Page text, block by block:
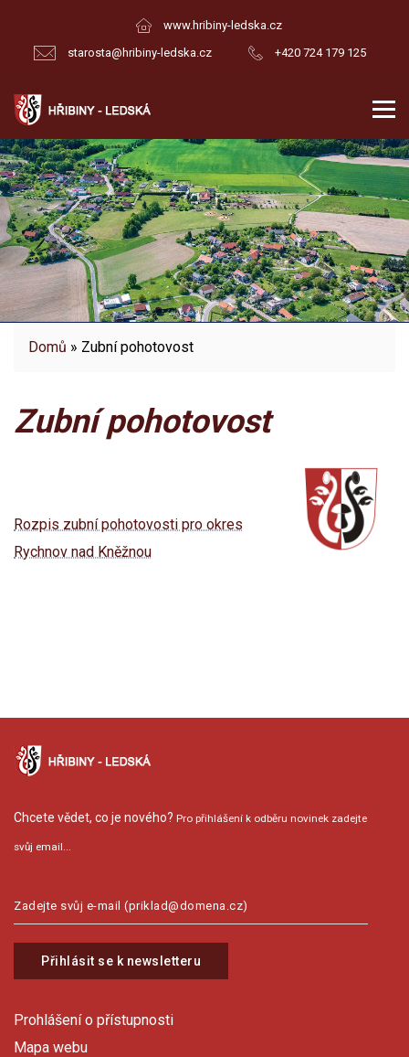
www.hribiny-ledska.cz
starosta@hribiny-ledska.cz
+420 724 179 125
Domů » Zubní pohotovost
Zubní pohotovost
Rozpis zubní pohotovosti pro okres
Rychnov nad Kněžnou
Chcete vědet, co je nového? Pro přihlášení k odběru novinek zadejte
svůj email...
Přihlásit se k newsletteru
Prohlášení o přístupnosti
Mapa webu